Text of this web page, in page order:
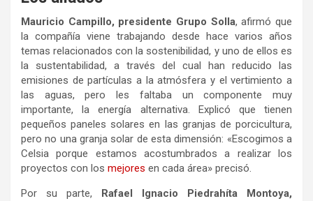
Mauricio Campillo, presidente Grupo Solla, afirmó que
la compañía viene trabajando desde hace varios años
temas relacionados con la sostenibilidad, y uno de ellos es
la sustentabilidad, a través del cual han reducido las
emisiones de partículas a la atmósfera y el vertimiento a
las aguas, pero les faltaba un componente muy
importante, la energía alternativa. Explicó que tienen
pequeños paneles solares en las granjas de porcicultura,
pero no una granja solar de esta dimensión: «Escogimos a
Celsia porque estamos acostumbrados a realizar los
proyectos con los mejores en cada área» precisó.
Por su parte, Rafael Ignacio Piedrahíta Montoya,